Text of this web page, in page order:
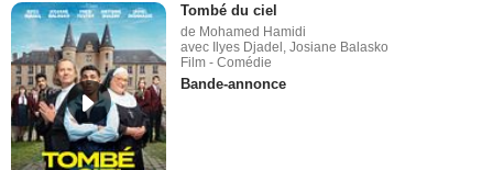
Tombé du ciel
de Mohamed Hamidi
avec Ilyes Djadel, Josiane Balasko
Film - Comédie
Bande-annonce